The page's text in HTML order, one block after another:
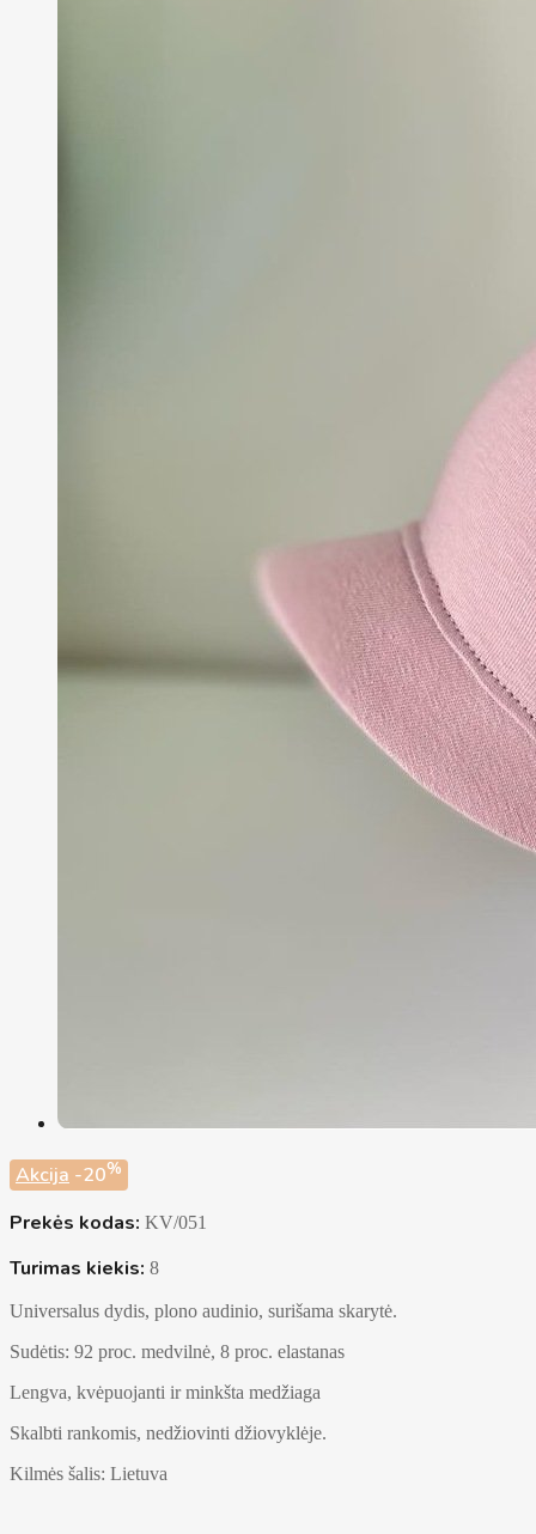
Akcija -20%
Prekės kodas: KV/051
Turimas kiekis: 8
Universalus dydis, plono audinio, surišama skarytė.
Sudėtis: 92 proc. medvilnė, 8 proc. elastanas
Lengva, kvėpuojanti ir minkšta medžiaga
Skalbti rankomis, nedžiovinti džiovyklėje.
Kilmės šalis: Lietuva